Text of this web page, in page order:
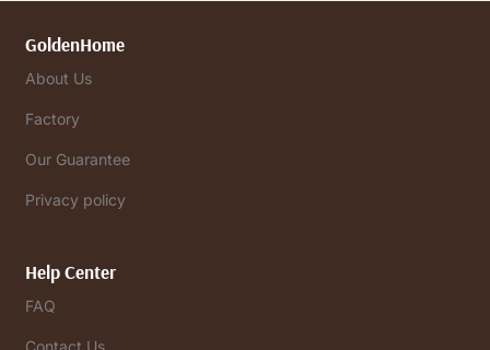
GoldenHome
About Us
Factory
Our Guarantee
Privacy policy
Help Center
FAQ
Contact Us